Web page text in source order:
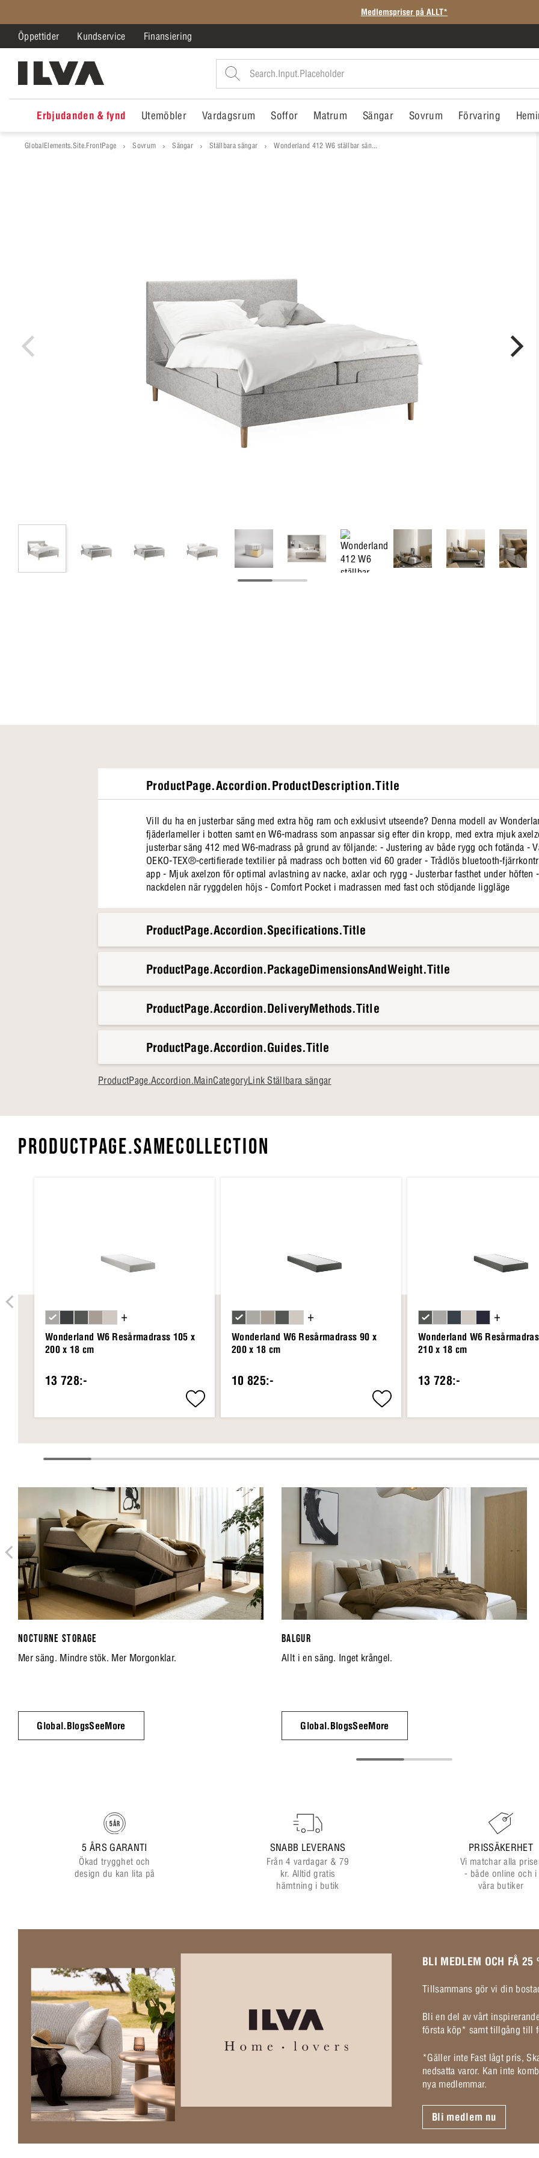
SISTA CHANSEN: Rean slutar i morgon
Öppettider Kundservice Finansiering
Erbjudanden & fynd Utemöbler Vardagsrum Soffor Matrum Sängar Sovrum Förvaring
GlobalElements.Site.FrontPage Sovrum Sängar Ställbara sängar Wonderland 412 W6 ställbar sän...
ProductPage.Accordion.ProductDescription.Title
Vill du ha en justerbar säng med extra hög ram och exklusivt utseende? Denna modell av
fjäderlameller i botten samt en W6-madrass som anpassar sig efter din kropp, med extra mjuk
justerbar säng 412 med W6-madrass på grund av följande: - Justering av både rygg och fotända -
OEKO-TEX®-certifierade textilier på madrass och botten vid 60 grader - Trådlös bluetooth-
app - Mjuk axelzon för optimal avlastning av nacke, axlar och rygg - Justerbar fasthet under
nackdelen när ryggdelen höjs - Comfort Pocket i madrassen med fast och stödjande liggläge
ProductPage.Accordion.Specifications.Title
ProductPage.Accordion.PackageDimensionsAndWeight.Title
ProductPage.Accordion.DeliveryMethods.Title
ProductPage.Accordion.Guides.Title
ProductPage.Accordion.MainCategoryLink Ställbara sängar
PRODUCTPAGE.SAMECOLLECTION
Wonderland W6 Resårmadrass 105 x
200 x 18 cm
13 728:-
+
Wonderland W6 Resårmadrass 90 x
200 x 18 cm
10 825:-
+
Wonderland W6
210 x 18 cm
13 728:-
+
NOCTURNE STORAGE
Mer säng. Mindre stök. Mer Morgonklar.
Global.BlogsSeeMore
BALGUR
Allt i en säng. Inget krångel.
Global.BlogsSeeMore
5 ÅRS GARANTI
Ökad trygghet och
design du kan lita på
SNABB LEVERANS
Från 4 vardagar & 79
kr. Alltid gratis
hämtning i butik
PRISSÄKERHET
Vi matchar alla
- både online och i
våra butiker
BLI MEDLEM OCH FÅ 25
Tillsammans gör vi din
Bli en del av vårt
första köp* samt tillgång till
*Gäller inte Fast lågt pris,
nedsatta varor. Kan inte
nya medlemmar.
Bli medlem nu